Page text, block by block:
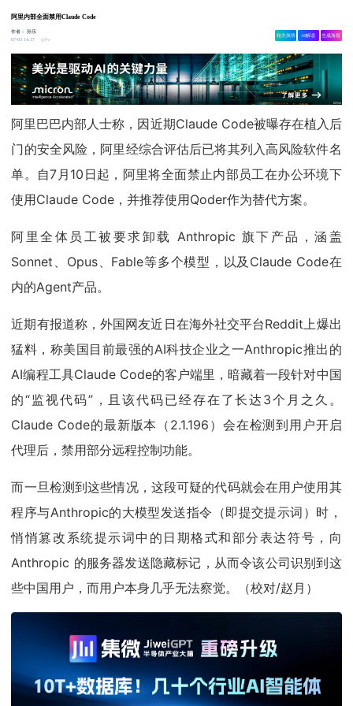
阿里内部全面禁用Claude Code
作者：孙乐
07-03 14:37
9w
相关舆情 AI解读 生成海报
阿里巴巴内部人士称，因近期Claude Code被曝存在植入后
门的安全风险，阿里经综合评估后已将其列入高风险软件名
单。自7月10日起，阿里将全面禁止内部员工在办公环境下
使用Claude Code，并推荐使用Qoder作为替代方案。
阿里全体员工被要求卸载 Anthropic 旗下产品，涵盖
Sonnet、Opus、Fable等多个模型，以及Claude Code在
内的Agent产品。
近期有报道称，外国网友近日在海外社交平台Reddit上爆出
猛料，称美国目前最强的AI科技企业之一Anthropic推出的
AI编程工具Claude Code的客户端里，暗藏着一段针对中国
的“监视代码”，且该代码已经存在了长达3个月之久。
Claude Code的最新版本（2.1.196）会在检测到用户开启
代理后，禁用部分远程控制功能。
而一旦检测到这些情况，这段可疑的代码就会在用户使用其
程序与Anthropic的大模型发送指令（即提交提示词）时，
悄悄篡改系统提示词中的日期格式和部分表达符号，向
Anthropic 的服务器发送隐藏标记，从而令该公司识别到这
些中国用户，而用户本身几乎无法察觉。（校对/赵月）